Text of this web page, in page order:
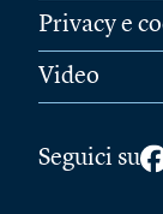
Privacy e
Video
Seguici su